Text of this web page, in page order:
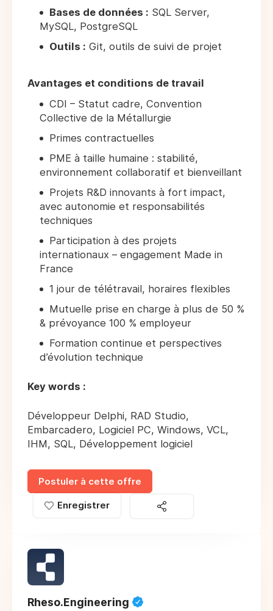
Bases de données : SQL Server,
MySQL, PostgreSQL
Outils : Git, outils de suivi de projet
Avantages et conditions de travail
CDI – Statut cadre, Convention
Collective de la Métallurgie
Primes contractuelles
PME à taille humaine : stabilité,
environnement collaboratif et bienveillant
Projets R&D innovants à fort impact,
avec autonomie et responsabilités
techniques
Participation à des projets
internationaux – engagement Made in
France
1 jour de télétravail, horaires flexibles
Mutuelle prise en charge à plus de 50 %
& prévoyance 100 % employeur
Formation continue et perspectives
d’évolution technique
Key words :
Développeur Delphi, RAD Studio,
Embarcadero, Logiciel PC, Windows, VCL,
IHM, SQL, Développement logiciel
Postuler à cette offre
Enregistrer
Rheso.Engineering